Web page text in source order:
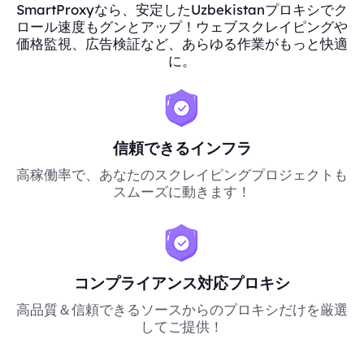
SmartProxyなら、安定したUzbekistanプロキシでク
ロール速度もグンとアップ！ウェブスクレイピングや
価格監視、広告検証など、あらゆる作業がもっと快適
に。
信頼できるインフラ
高稼働率で、あなたのスクレイピングプロジェクトも
スムーズに動きます！
コンプライアンス対応プロキシ
高品質＆信頼できるソースからのプロキシだけを厳選
してご提供！